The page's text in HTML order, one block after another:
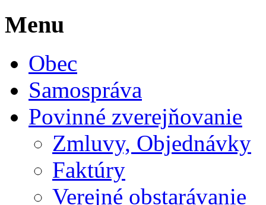
Menu
Obec
Samospráva
Povinné zverejňovanie
Zmluvy, Objednávky
Faktúry
Verejné obstarávanie